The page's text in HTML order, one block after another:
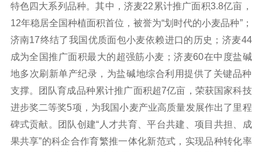
特色四大系列品种。其中，济麦22累计推广面积3.8亿亩，
12年稳居全国种植面积首位，被誉为“划时代的小麦品种”；
济南17终结了我国优质面包小麦依赖进口的历史；济麦44
成为全国推广面积最大的超强筋小麦；济麦60在中度盐碱
地多次刷新单产纪录，为盐碱地综合利用提供了关键品种
支撑。团队育成品种累计推广面积超7亿亩，荣获国家科技
进步奖二等奖5项，为我国小麦产业高质量发展作出了里程
碑式贡献。团队创建“人才共育、平台共建、项目共担、成
果共享”的科企合作育繁推一体化新范式，实现品种转化率